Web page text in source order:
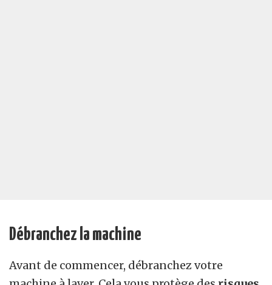
Débranchez la machine
Avant de commencer, débranchez votre